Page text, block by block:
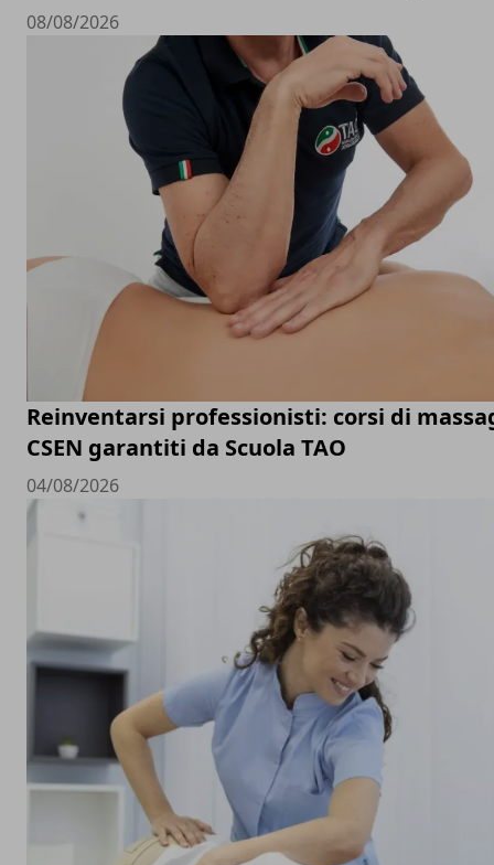
08/08/2026
Reinventarsi professionisti: corsi di
CSEN garantiti da Scuola TAO
04/08/2026